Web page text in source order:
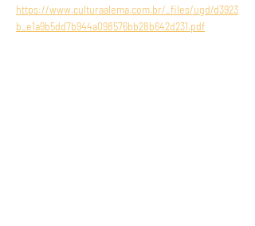
https://www.culturaalema.com.br/_files/ugd/d3923
b_e1a9b5dd7b944a098576bb28b642d231.pdf